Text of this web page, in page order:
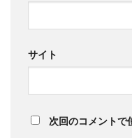
サイト
次回のコメントで